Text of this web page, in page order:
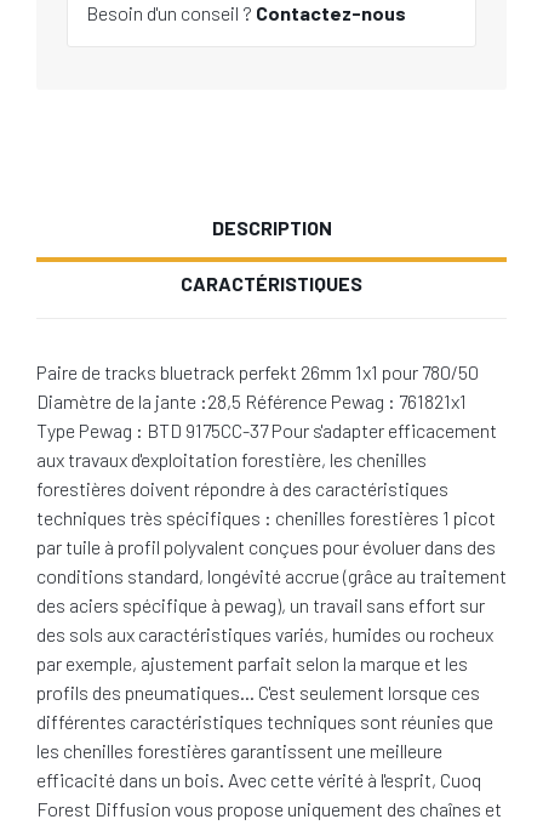
Besoin d'un conseil ? Contactez-nous
DESCRIPTION
CARACTÉRISTIQUES
Paire de tracks bluetrack perfekt 26mm 1x1 pour 780/50
Diamètre de la jante :28,5 Référence Pewag : 761821x1
Type Pewag : BTD 9175CC-37 Pour s'adapter efficacement
aux travaux d'exploitation forestière, les chenilles
forestières doivent répondre à des caractéristiques
techniques très spécifiques : chenilles forestières 1 picot
par tuile à profil polyvalent conçues pour évoluer dans des
conditions standard, longévité accrue (grâce au traitement
des aciers spécifique à pewag), un travail sans effort sur
des sols aux caractéristiques variés, humides ou rocheux
par exemple, ajustement parfait selon la marque et les
profils des pneumatiques… C'est seulement lorsque ces
différentes caractéristiques techniques sont réunies que
les chenilles forestières garantissent une meilleure
efficacité dans un bois. Avec cette vérité à l'esprit, Cuoq
Forest Diffusion vous propose uniquement des chaînes et